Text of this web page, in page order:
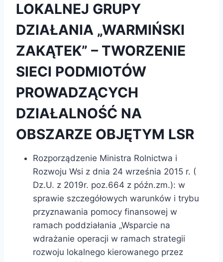
LOKALNEJ GRUPY
DZIAŁANIA „WARMIŃSKI
ZAKĄTEK” – TWORZENIE
SIECI PODMIOTÓW
PROWADZĄCYCH
DZIAŁALNOŚĆ NA
OBSZARZE OBJĘTYM LSR
Rozporządzenie Ministra Rolnictwa i
Rozwoju Wsi z dnia 24 września 2015 r. (
Dz.U. z 2019r. poz.664 z późn.zm.): w
sprawie szczegółowych warunków i trybu
przyznawania pomocy finansowej w
ramach poddziałania „Wsparcie na
wdrażanie operacji w ramach strategii
rozwoju lokalnego kierowanego przez